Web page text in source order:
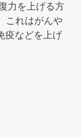
力を上げる方
これはがんや
疫などを上げ